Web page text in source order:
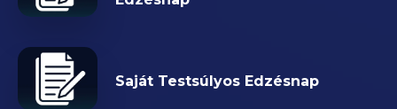
Saját Testsúlyos Edzésnap